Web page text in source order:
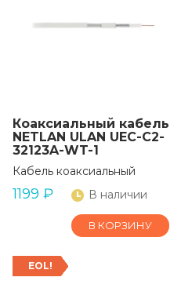
Коаксиальный кабель
NETLAN ULAN UEC-C2-
32123A-WT-1
Кабель коаксиальный
1199 ₽ В наличии
В КОРЗИНУ
EOL!